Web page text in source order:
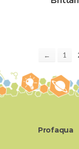
← 1
Profaqua